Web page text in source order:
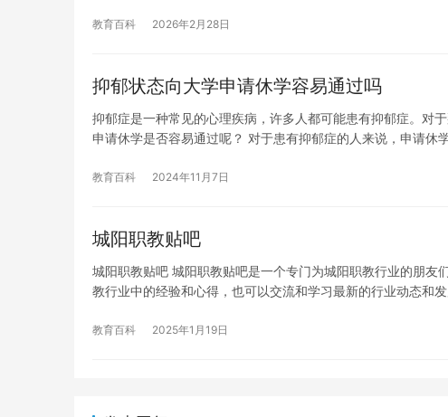
教育百科 2026年2月28日
抑郁状态向大学申请休学容易通过吗
抑郁症是一种常见的心理疾病，许多人都可能患有抑郁症。对
申请休学是否容易通过呢？ 对于患有抑郁症的人来说，申请休
教育百科 2024年11月7日
城阳职教贴吧
城阳职教贴吧 城阳职教贴吧是一个专门为城阳职教行业的朋
教行业中的经验和心得，也可以交流和学习最新的行业动态和
教育百科 2025年1月19日